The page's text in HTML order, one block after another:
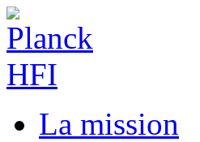
La mission